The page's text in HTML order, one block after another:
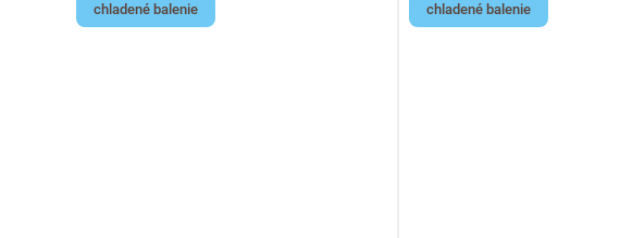
chladené balenie chladené balenie